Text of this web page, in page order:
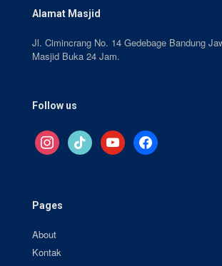
Alamat Masjid
Jl. Cimincrang No. 14 Gedebage Bandung
Masjid Buka 24 Jam.
Follow us
instagramtiktok youtube facebook
Pages
About
Kontak